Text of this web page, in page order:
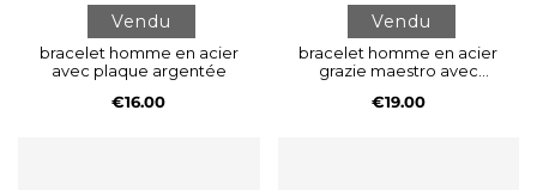
Vendu
bracelet homme en acier
avec plaque argentée
€16.00
Vendu
bracelet homme en acier
grazie maestro avec
€19.00